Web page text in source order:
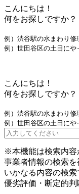
こんにちは！
何をお探しですか？
例）渋谷駅の水まわり修
例）世田谷区の土日にや
こんにちは！
何をお探しですか？
例）渋谷駅の水まわり修
例）世田谷区の土日にや
※本機能は検索内容
事業者情報の検索を
いかなる内容の検
優劣評価・断定的判